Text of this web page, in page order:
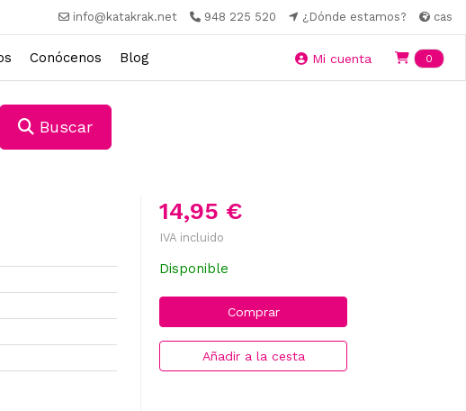
info@katakrak.net 948 225 520 ¿Dónde estamos? cas
Conócenos Blog Mi cuenta 0
Buscar
14,95 €
IVA incluido
Disponible
Comprar
Añadir a la cesta